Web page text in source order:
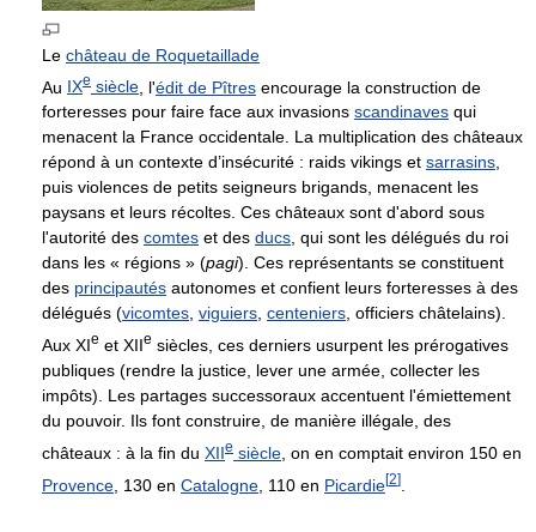
Le château de Roquetaillade
Au IXe siècle , l'édit de Pîtres encourage la construction de
forteresses pour faire face aux invasions scandinaves qui
menacent la France occidentale. La multiplication des châteaux
répond à un contexte d’insécurité : raids vikings et sarrasins,
puis violences de petits seigneurs brigands, menacent les
paysans et leurs récoltes. Ces châteaux sont d'abord sous
l'autorité des comtes et des ducs, qui sont les délégués du roi
dans les « régions » (pagi). Ces représentants se constituent
des principautés autonomes et confient leurs forteresses à des
délégués (vicomtes, viguiers, centeniers, officiers châtelains).
Aux XIe et XIIe siècles, ces derniers usurpent les prérogatives
publiques (rendre la justice, lever une armée, collecter les
impôts). Les partages successoraux accentuent l'émiettement
du pouvoir. Ils font construire, de manière illégale, des
châteaux : à la fin du XIIe siècle , on en comptait environ 150 en
Provence , 130 en Catalogne , 110 en Picardie[2]